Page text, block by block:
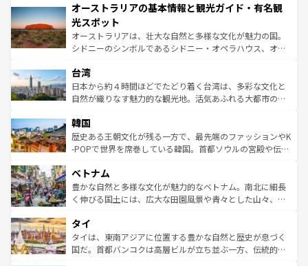
部のニューオーリンズでは、音楽と美食が融合した独特の
文化が魅力。旅行者はアメリカの各地域で異なる魅力を楽
しみながら、その多様性と豊かな歴史を感じることができ
るだろう。車でのロードトリップや列車の旅も、アメリカ
情報は
ワイ島は見逃せない。また、定番の観光地といえばオアフ
島だが、静かな自然を求めるならマウイ島やカウアイ島が
おすすめ。エメラルドグリーンに輝く海をはじめ、豊かな
文化や歴史が息づいている。「アロハスピリット」と呼ば
人々、おいしいローカルフードやハワイアンミュージッ
ク、伝統的なフラダンスなど、すべてがハワイの魅力を彩
っている。訪れるたびに新しい発見と感動が待っているハ
はコンテンツ一覧
オーストラリアの基本情報と観光ガイド・有名観
光スポット
オーストラリアは、壮大な自然と多様な文化が魅力の国。
シドニーのシンボルであるシドニー・オペラハウス、オー
リアリーフや大陸中央部にそびえるウルル（エアーズロッ
ク）、タスマニアの美しい原生林やケアンズの熱帯雨林な
ど、見どころがたくさん。また、カフェやワイン、オージ
いる。アクティビティも充実しており、サーフィンやダイ
ビング、ハイキングなど、アウトドア好きにはたまらな
い。オーストラリアの多彩な魅力を存分に味わいつくそ
参照してほしい。
台湾
日本から約４時間ほどでたどり着く台湾は、多彩な文化と
自然が織りなす魅力的な観光地。活気あふれる大都市の台
ン）、静ひつな山岳地帯である台湾東部など、都市の喧騒
と山間の静けさが共存しており、訪れる人に新しい発見と
驚きをもたらしてくれる。また、奥深い台湾の食文化も魅
容にもいいと評判のスイーツなど、バラエティ豊かな料理
が味わえる。 なお、新着の台湾情報は コンテンツ一覧を参
照してほしい。
韓国
歴史ある王朝文化が残る一方で、最先端のファッションやK
-POPで世界を席巻している韓国。首都ソウルの宮殿や伝統
き、地方に足を延ばせば四季折々の自然美を楽しむことが
できる。そして、キムチや焼肉、絶品のストリートフード
まで、さまざまな韓国料理が待っている。夜には、韓国な
リティに包まれながら、韓国の多彩な魅力を心ゆくまで味
わってみてほしい。 なお、新着の韓国情報はコンテンツ一
覧を参照してほしい。
ベトナム
豊かな自然と多様な文化が魅力的なベトナム。南北に細長
く伸びる国土には、広大な田園風景や青々とした山々、世
急速な発展と共に伝統が息づく。ハノイの古い町並みやホ
ーチミン市のフランス統治時代の建物も、独特の雰囲気を
醸し出している。また、バラエティの豊かさとおいしさで
タイ
タイは、東南アジアに位置する豊かな自然と歴史が息づく
国だ。首都バンコクは高層ビルが立ち並ぶ一方、伝統的な